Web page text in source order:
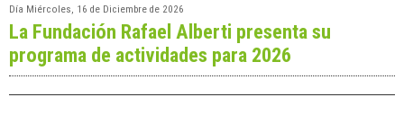
Día Miércoles, 16 de Diciembre de 2026
La Fundación Rafael Alberti presenta su
programa de actividades para 2026